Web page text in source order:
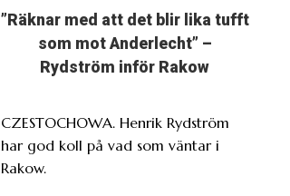
”Räknar med att det blir lika tufft
som mot Anderlecht” –
Rydström inför Rakow
CZESTOCHOWA. Henrik Rydström
har god koll på vad som väntar i
Rakow.